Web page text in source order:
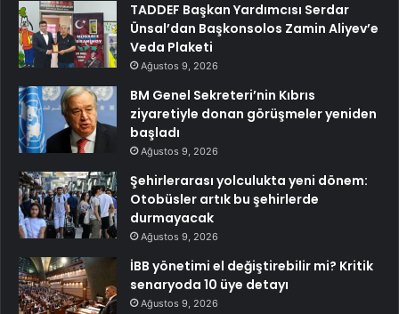
TADDEF Başkan Yardımcısı Serdar
Ünsal’dan Başkonsolos Zamin Aliyev’e
Veda Plaketi
Ağustos 9, 2026
BM Genel Sekreteri’nin Kıbrıs
ziyaretiyle donan görüşmeler yeniden
başladı
Ağustos 9, 2026
Şehirlerarası yolculukta yeni dönem:
Otobüsler artık bu şehirlerde
durmayacak
Ağustos 9, 2026
İBB yönetimi el değiştirebilir mi? Kritik
senaryoda 10 üye detayı
Ağustos 9, 2026